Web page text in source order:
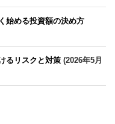
始める投資額の決め方
るリスクと対策 (2026年5月